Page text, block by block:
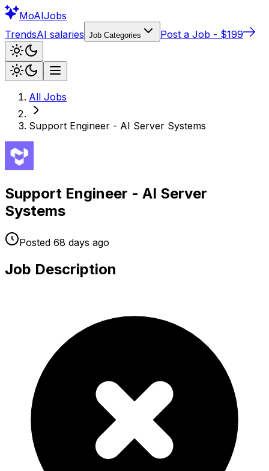
MoAIJobs
TrendsAI salaries Job Categories Post a Job - $199
All Jobs
Support Engineer - AI Server Systems
Support Engineer - AI Server
Systems
Posted 68 days ago
Job Description